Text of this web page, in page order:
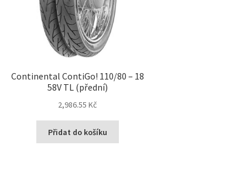
Continental ContiGo! 110/80 – 18
58V TL (přední)
2,986.55 Kč
Přidat do košíku